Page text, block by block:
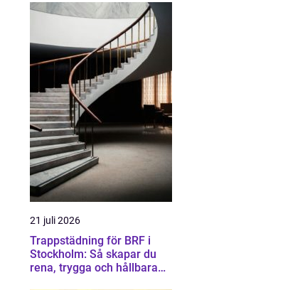
21 juli 2026
Trappstädning för BRF i
Stockholm: Så skapar du
rena, trygga och hållbara